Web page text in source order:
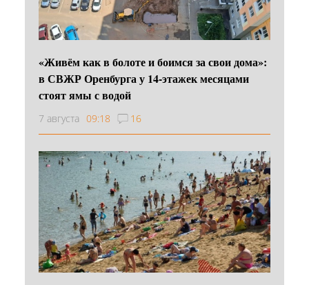
«Живём как в болоте и боимся за свои дома»:
в СВЖР Оренбурга у 14-этажек месяцами
стоят ямы с водой
7 августа 09:18 16